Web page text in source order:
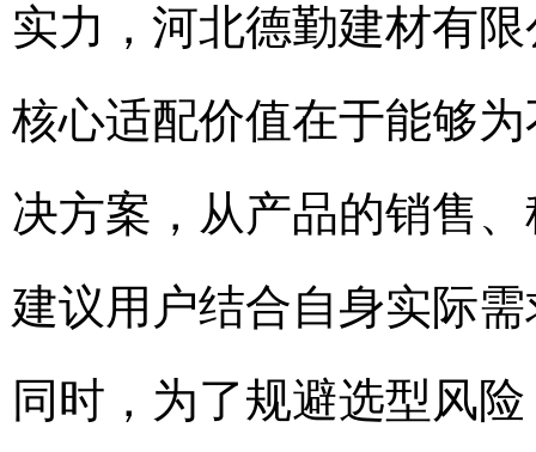
实力，河北德勤建材有
核心适配价值在于能够
决方案，从产品的销售
建议用户结合自身实际
同时，为了规避选型风